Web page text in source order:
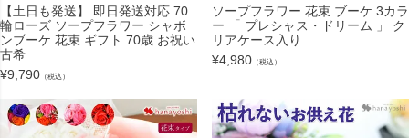
【土日も発送】 即日発送対応 70
輪ローズ ソープフラワー シャボ
ンブーケ 花束 ギフト 70歳 お祝い
古希
¥9,790 （税込）
ソープフラワー 花束 ブーケ 3カラ
ー 「 プレシャス・ドリーム 」 ク
リアケース入り
¥4,980 （税込）